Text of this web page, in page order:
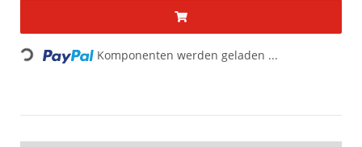
Loading... Komponenten werden geladen ...